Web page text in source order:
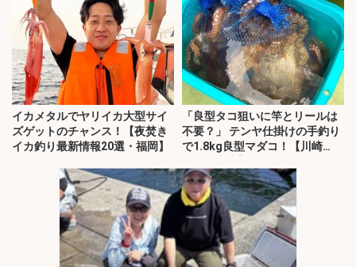
イカメタルでヤリイカ大型サイ
ズゲットのチャンス！【夜焚き
イカ釣り最新情報20選・福岡】
「良型タコ狙いに竿とリールは
不要？」 テンヤ仕掛けの手釣り
で1.8kg良型マダコ！【川崎